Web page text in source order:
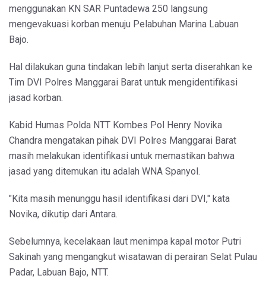
menggunakan KN SAR Puntadewa 250 langsung
mengevakuasi korban menuju Pelabuhan Marina Labuan
Bajo.
Hal dilakukan guna tindakan lebih lanjut serta diserahkan ke
Tim DVI Polres Manggarai Barat untuk mengidentifikasi
jasad korban.
Kabid Humas Polda NTT Kombes Pol Henry Novika
Chandra mengatakan pihak DVI Polres Manggarai Barat
masih melakukan identifikasi untuk memastikan bahwa
jasad yang ditemukan itu adalah WNA Spanyol.
"Kita masih menunggu hasil identifikasi dari DVI," kata
Novika, dikutip dari Antara.
Sebelumnya, kecelakaan laut menimpa kapal motor Putri
Sakinah yang mengangkut wisatawan di perairan Selat Pulau
Padar, Labuan Bajo, NTT.